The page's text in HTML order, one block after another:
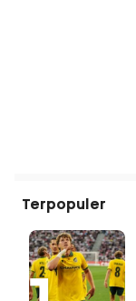
Terpopuler